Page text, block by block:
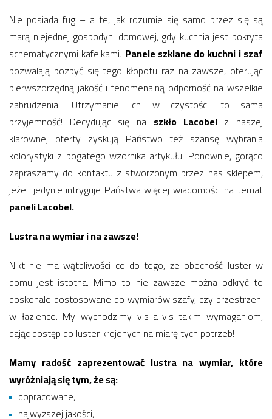
Nie posiada fug – a te, jak rozumie się samo przez się są
marą niejednej gospodyni domowej, gdy kuchnia jest pokryta
schematycznymi kafelkami. Panele szklane do kuchni i szaf
pozwalają pozbyć się tego kłopotu raz na zawsze, oferując
pierwszorzędną jakość i fenomenalną odporność na wszelkie
zabrudzenia. Utrzymanie ich w czystości to sama
przyjemność! Decydując się na szkło Lacobelz naszej
klarownej oferty zyskują Państwo też szansę wybrania
kolorystyki z bogatego wzornika artykułu. Ponownie, gorąco
zapraszamy do kontaktu z stworzonym przez nas sklepem,
jeżeli jedynie intryguje Państwa więcej wiadomości na temat
paneli Lacobel.
Lustra na wymiar i na zawsze!
Nikt nie ma wątpliwości co do tego, że obecność luster w
domu jest istotna. Mimo to nie zawsze można odkryć te
doskonale dostosowane do wymiarów szafy, czy przestrzeni
w łazience. My wychodzimy vis-a-vis takim wymaganiom,
dając dostęp do luster krojonych na miarę tych potrzeb!
Mamy radość zaprezentować lustra na wymiar, które
wyróżniają się tym, że są:
dopracowane,
najwyższej jakości,